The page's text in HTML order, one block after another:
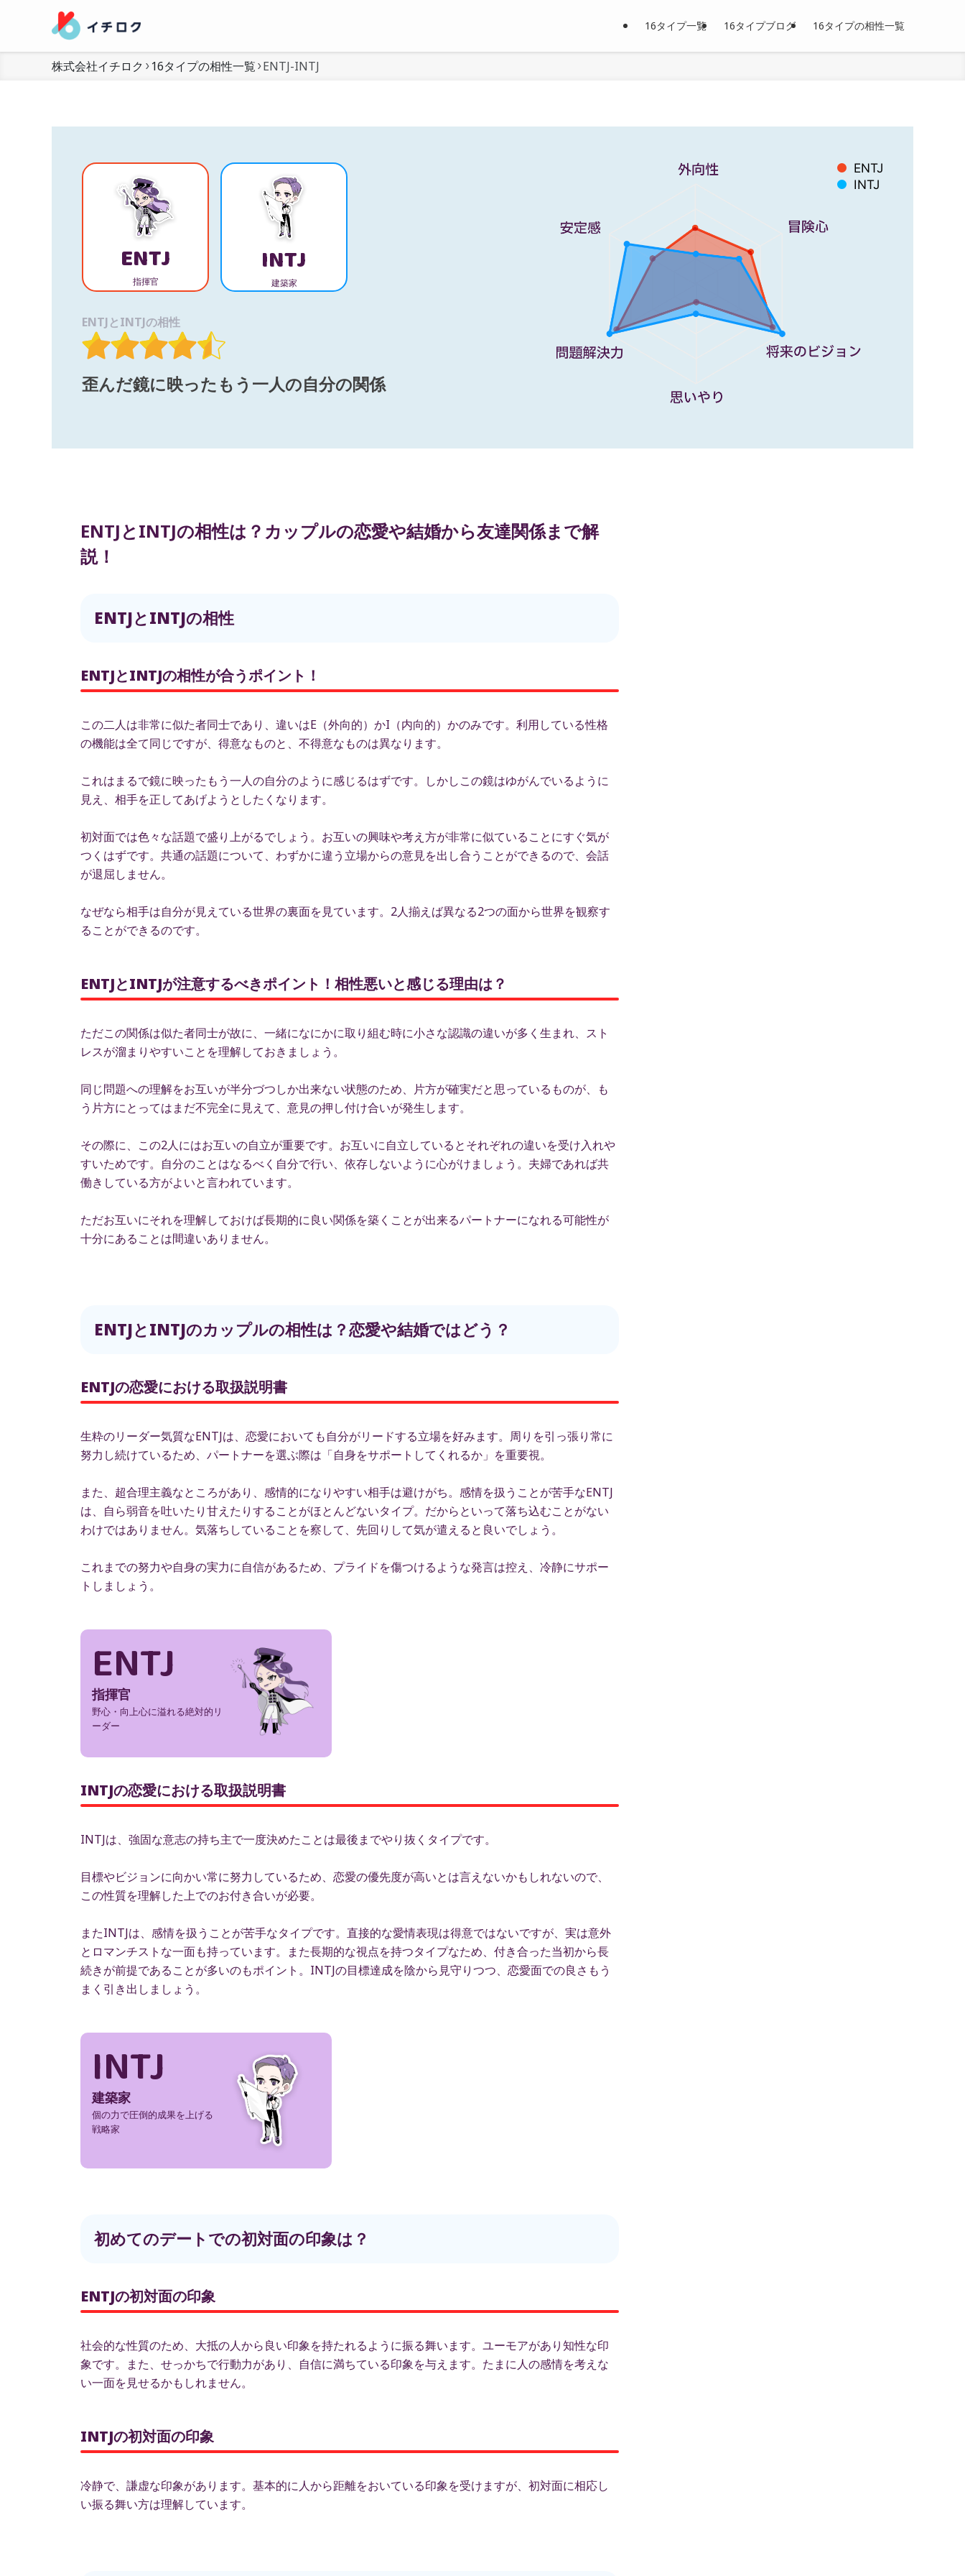
16タイプ一覧 16タイプブログ 16タイプの相性一覧
株式会社イチロク 16タイプの相性一覧 ENTJ-INTJ
ENTJ
指揮官
INTJ
建築家
ENTJとINTJの相性
歪んだ鏡に映ったもう一人の自分の関係
ENTJ
INTJ
ENTJとINTJの相性は？カップルの恋愛や結婚から友達関係まで解
説！
ENTJとINTJの相性
ENTJとINTJの相性が合うポイント！
この二人は非常に似た者同士であり、違いはE（外向的）かI（内向的）かのみです。利用している性格
の機能は全て同じですが、得意なものと、不得意なものは異なります。
これはまるで鏡に映ったもう一人の自分のように感じるはずです。しかしこの鏡はゆがんでいるように
見え、相手を正してあげようとしたくなります。
初対面では色々な話題で盛り上がるでしょう。お互いの興味や考え方が非常に似ていることにすぐ気が
つくはずです。共通の話題について、わずかに違う立場からの意見を出し合うことができるので、会話
が退屈しません。
なぜなら相手は自分が見えている世界の裏面を見ています。2人揃えば異なる2つの面から世界を観察す
ることができるのです。
ENTJとINTJが注意するべきポイント！相性悪いと感じる理由は？
ただこの関係は似た者同士が故に、一緒になにかに取り組む時に小さな認識の違いが多く生まれ、スト
レスが溜まりやすいことを理解しておきましょう。
同じ問題への理解をお互いが半分づつしか出来ない状態のため、片方が確実だと思っているものが、も
う片方にとってはまだ不完全に見えて、意見の押し付け合いが発生します。
その際に、この2人にはお互いの自立が重要です。お互いに自立しているとそれぞれの違いを受け入れや
すいためです。自分のことはなるべく自分で行い、依存しないように心がけましょう。夫婦であれば共
働きしている方がよいと言われています。
ただお互いにそれを理解しておけば長期的に良い関係を築くことが出来るパートナーになれる可能性が
十分にあることは間違いありません。
ENTJとINTJのカップルの相性は？恋愛や結婚ではどう？
ENTJの恋愛における取扱説明書
生粋のリーダー気質なENTJは、恋愛においても自分がリードする立場を好みます。周りを引っ張り常に
努力し続けているため、パートナーを選ぶ際は「自身をサポートしてくれるか」を重要視。
また、超合理主義なところがあり、感情的になりやすい相手は避けがち。感情を扱うことが苦手なENTJ
は、自ら弱音を吐いたり甘えたりすることがほとんどないタイプ。だからといって落ち込むことがない
わけではありません。気落ちしていることを察して、先回りして気が遣えると良いでしょう。
これまでの努力や自身の実力に自信があるため、プライドを傷つけるような発言は控え、冷静にサポー
トしましょう。
ENTJ
指揮官
野心・向上心に溢れる絶対的リ
ーダー
INTJの恋愛における取扱説明書
INTJは、強固な意志の持ち主で一度決めたことは最後までやり抜くタイプです。
目標やビジョンに向かい常に努力しているため、恋愛の優先度が高いとは言えないかもしれないので、
この性質を理解した上でのお付き合いが必要。
またINTJは、感情を扱うことが苦手なタイプです。直接的な愛情表現は得意ではないですが、実は意外
とロマンチストな一面も持っています。また長期的な視点を持つタイプなため、付き合った当初から長
続きが前提であることが多いのもポイント。INTJの目標達成を陰から見守りつつ、恋愛面での良さもう
まく引き出しましょう。
INTJ
建築家
個の力で圧倒的成果を上げる
戦略家
初めてのデートでの初対面の印象は？
ENTJの初対面の印象
社会的な性質のため、大抵の人から良い印象を持たれるように振る舞います。ユーモアがあり知性な印
象です。また、せっかちで行動力があり、自信に満ちている印象を与えます。たまに人の感情を考えな
い一面を見せるかもしれません。
INTJの初対面の印象
冷静で、謙虚な印象があります。基本的に人から距離をおいている印象を受けますが、初対面に相応し
い振る舞い方は理解しています。